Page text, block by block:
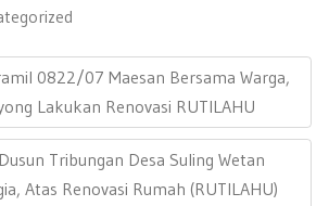
at
s
A
p
p
e
0822/07 Maesan Bersama Warga,
Lakukan Renovasi RUTILAHU
Tribungan Desa Suling Wetan
Atas Renovasi Rumah (RUTILAHU)